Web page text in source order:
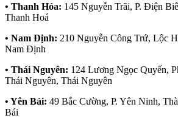
• Thanh Hóa: 145 Nguyễn Trãi, P. Điện
Thanh Hoá
• Nam Định: 210 Nguyễn Công Trứ, Lộc
Nam Định
• Thái Nguyên: 124 Lương Ngọc Quyến,
Thái Nguyên, Thái Nguyên
• Yên Bái: 49 Bắc Cường, P. Yên Ninh,
Bái